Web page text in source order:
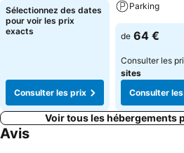
Sélectionnez des dates
pour voir les prix
exacts
Consulter les prix
Parking
de 64 €
Consulter les
sites
Consulter
Voir tous les hébergements
Avis